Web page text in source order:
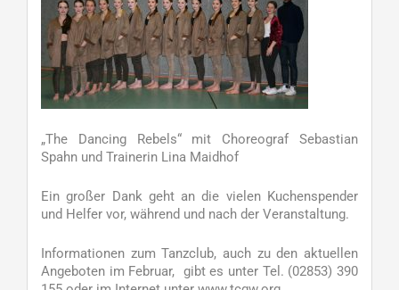
„The Dancing Rebels“ mit Choreograf Sebastian
Spahn und Trainerin Lina Maidhof
Ein großer Dank geht an die vielen Kuchenspender
und Helfer vor, während und nach der Veranstaltung.
Informationen zum Tanzclub, auch zu den aktuellen
Angeboten im Februar, gibt es unter Tel. (02853) 390